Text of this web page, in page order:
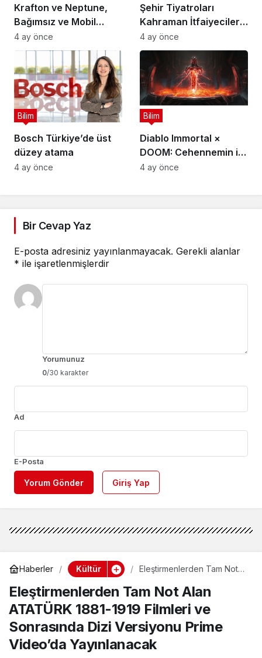
Krafton ve Neptune,
Bağımsız ve Mobil
Oyun Geliştiricileri İçin
5 Milyon Dolarlık
Küresel Oyun
Yarışmasını Başlattı
4 ay önce
Şehir Tiyatroları
Kahraman İtfaiyecilerin
Hikayesini “İtfaiyecinin
Sırrı” Oyunuyla
Anlatıyor
4 ay önce
Bosch Türkiye’de üst
düzey atama
Bilim
4 ay önce
Diablo Immortal ×
DOOM: Cehennemin iki
efsanevi vizyonu
Bilim
4 ay önce
Bir Cevap Yaz
E-posta adresiniz yayınlanmayacak. Gerekli alanlar
* ile işaretlenmişlerdir
Yorumunuz
0/30 karakter
Ad
E-Posta
Yorum Gönder Giriş Yap
Haberler Kültür
Eleştirmenlerden Tam Not
Filmleri ve Sonrasında Dizi
Versiyonu Prime Video’da
Yayınlanacak
Eleştirmenlerden Tam Not Alan
ATATÜRK 1881-1919 Filmleri ve
Sonrasında Dizi Versiyonu Prime
Video’da Yayınlanacak